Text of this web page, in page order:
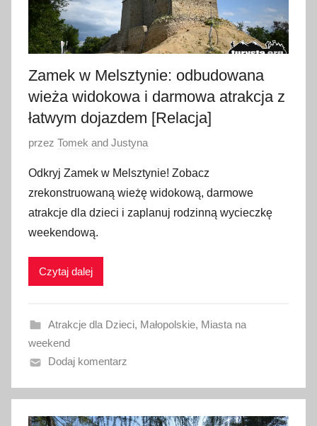
Zamek w Melsztynie: odbudowana
wieża widokowa i darmowa atrakcja z
łatwym dojazdem [Relacja]
O
u
b
l
i
w
n
o
8
i
p
przez Tomek and Justyna
Odkryj Zamek w Melsztynie! Zobacz
zrekonstruowaną wieżę widokową, darmowe
atrakcje dla dzieci i zaplanuj rodzinną wycieczkę
weekendową.
Czytaj dalej
Atrakcje dla Dzieci, Małopolskie, Miasta na
weekend
Dodaj komentarz